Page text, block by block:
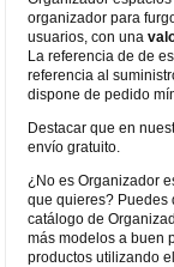
organizador para
usuarios, con una
La referencia de de
referencia al
dispone de pedido
Destacar que en
envío gratuito.
¿No es Organizador
que quieres? Puedes
catálogo de
más modelos a buen
productos utilizando